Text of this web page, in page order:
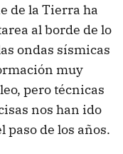
de la Tierra ha
al borde de lo
ondas sísmicas
muy
pero técnicas
nos han ido
paso de los años.